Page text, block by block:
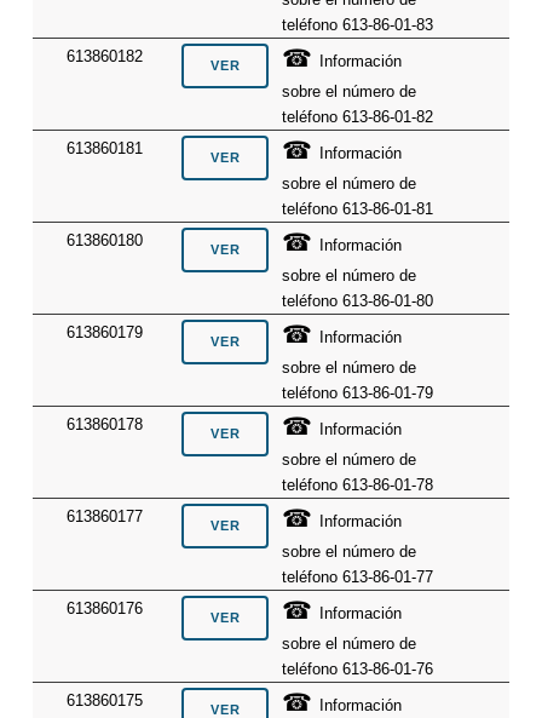
teléfono 613-86-01-83
613860182
☎
Información
sobre el número de
teléfono 613-86-01-82
613860181
☎
Información
sobre el número de
teléfono 613-86-01-81
613860180
☎
Información
sobre el número de
teléfono 613-86-01-80
613860179
☎
Información
sobre el número de
teléfono 613-86-01-79
613860178
☎
Información
sobre el número de
teléfono 613-86-01-78
613860177
☎
Información
sobre el número de
teléfono 613-86-01-77
613860176
☎
Información
sobre el número de
teléfono 613-86-01-76
613860175
☎
Información